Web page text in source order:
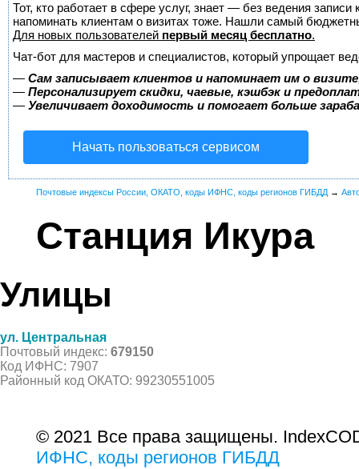
Тот, кто работает в сфере услуг, знает — без ведения
напоминать клиентам о визитах тоже. Нашли самый
Для новых пользователей первый месяц бесплатно.
Чат-бот для мастеров и специалистов, который упрощает
— Сам записывает клиентов и напоминает им о
— Персонализирует скидки, чаевые, кэшбэк и
— Увеличивает доходимость и помогает больше
Начать пользоваться сервисом
Почтовые индексы России, ОКАТО, коды ИФНС, коды регионов ГИБДД →
Станция Икура
Улицы
ул. Центральная
Почтовый индекс: 679150
Код ИФНС: 7907
Районный код ОКАТО: 99230551005
© 2021 Все права защищены.
ИФНС, коды регионов ГИБДД